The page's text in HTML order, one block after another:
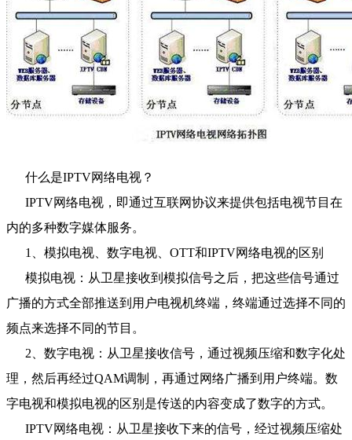
什么是IPTV网络电视？
IPTV网络电视，即通过互联网协议来提供包括电视节目在
内的多种数字媒体服务。
1、模拟电视、数字电视、OTT和IPTV网络电视的区别
模拟电视：从卫星接收到模拟信号之后，把这些信号通过
广播的方式全部推送到用户电视机终端，终端通过选择不同的
频点来选择不同的节目。
2、数字电视：从卫星接收信号，通过视频压缩和数字化处
理，然后再经过QAM调制，再通过网络广播到用户终端。数
字电视和模拟电视的区别是传送的内容变成了数字的方式。
IPTV网络电视：从卫星接收下来的信号，经过视频压缩处